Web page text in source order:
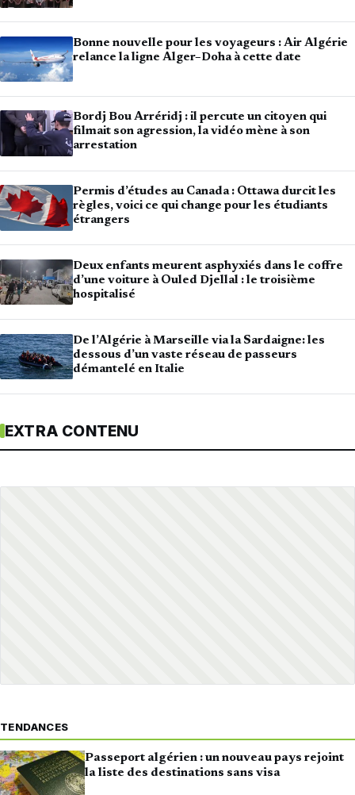
Bonne nouvelle pour les voyageurs : Air Algérie
relance la ligne Alger–Doha à cette date
Bordj Bou Arréridj : il percute un citoyen qui
filmait son agression, la vidéo mène à son
arrestation
Permis d’études au Canada : Ottawa durcit les
règles, voici ce qui change pour les étudiants
étrangers
Deux enfants meurent asphyxiés dans le coffre
d’une voiture à Ouled Djellal : le troisième
hospitalisé
De l’Algérie à Marseille via la Sardaigne: les
dessous d’un vaste réseau de passeurs
démantelé en Italie
EXTRA CONTENU
TENDANCES
Passeport algérien : un nouveau pays rejoint
la liste des destinations sans visa